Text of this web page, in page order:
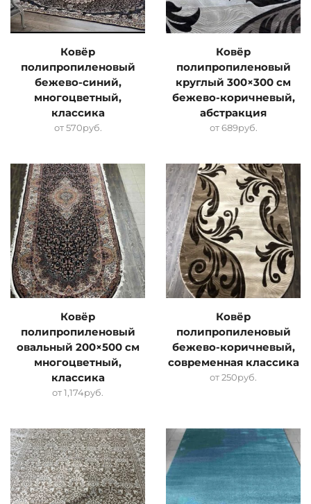
Ковёр
полипропиленовый
бежево-синий,
многоцветный,
классика
от570руб.
Ковёр
полипропиленовый
круглый 300×300 см
бежево-коричневый,
абстракция
от689руб.
Ковёр
полипропиленовый
овальный 200×500 см
многоцветный,
классика
от1,174руб.
Ковёр
полипропиленовый
бежево-коричневый,
современная классика
от250руб.